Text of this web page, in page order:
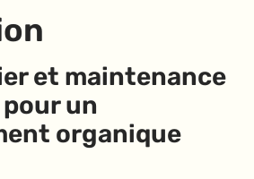
et maintenance
un
organique